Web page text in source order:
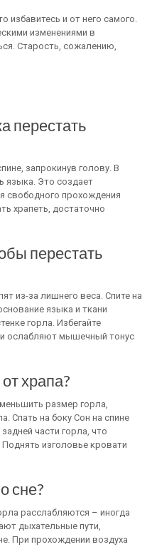
избавитесь и от него самого.
изменениями в
Старость, сожалению,
перестать
запрокинув голову. В
языка. Это создает
свободного прохождения
храпеть, достаточно
перестать
из-за лишнего веса. Спите на
языка и ткани
горла. Избегайте
ослабляют мышечный тонус
храпа?
размер горла,
Спать на боку Сон на спине
части горла, что
изголовье кровати
сне?
расслабляются – иногда
дыхательные пути,
При прохождении воздуха